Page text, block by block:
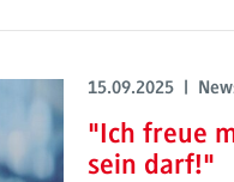
15.09.2025 |
"Ich freue
sein darf!"